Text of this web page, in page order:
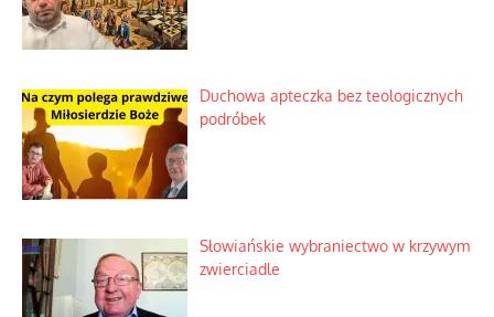
Duchowa apteczka bez teologicznych
podróbek
Słowiańskie wybraniectwo w krzywym
zwierciadle